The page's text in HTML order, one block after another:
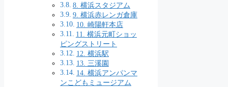
8. 横浜スタジアム
9. 横浜赤レンガ倉庫
10. 崎陽軒本店
11. 横浜元町ショッ
ピングストリート
12. 横浜駅
13. 三溪園
14. 横浜アンパンマ
ンこどもミュージアム